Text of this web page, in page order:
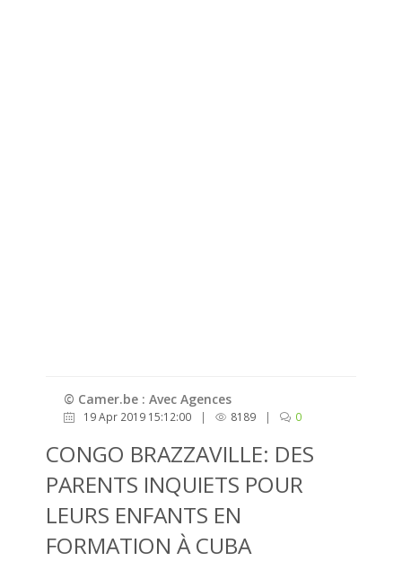
© Camer.be : Avec Agences
19 Apr 2019 15:12:00 | 8189 | 0
CONGO BRAZZAVILLE: DES
PARENTS INQUIETS POUR
LEURS ENFANTS EN
FORMATION À CUBA